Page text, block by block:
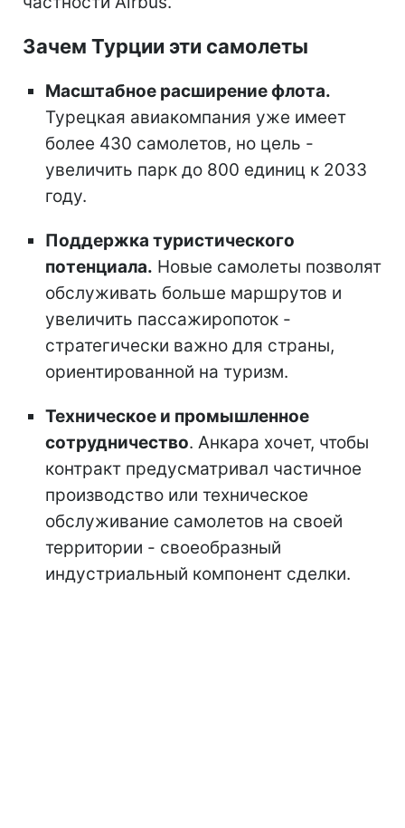
Зачем Турции эти самолеты
Масштабное расширение флота.
Турецкая авиакомпания уже имеет
более 430 самолетов, но цель -
увеличить парк до 800 единиц к 2033
году.
Поддержка туристического
потенциала. Новые самолеты позволят
обслуживать больше маршрутов и
увеличить пассажиропоток -
стратегически важно для страны,
ориентированной на туризм.
Техническое и промышленное
сотрудничество. Анкара хочет, чтобы
контракт предусматривал частичное
производство или техническое
обслуживание самолетов на своей
территории - своеобразный
индустриальный компонент сделки.